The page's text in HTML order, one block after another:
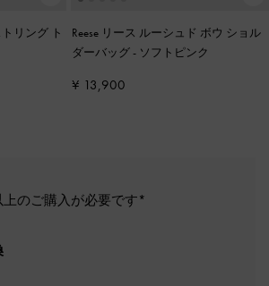
リング ト
Reese リース ルーシュド ボウ ショル
ダーバッグ- ソフトピンク
¥ 13,900
上のご購入が必要です*